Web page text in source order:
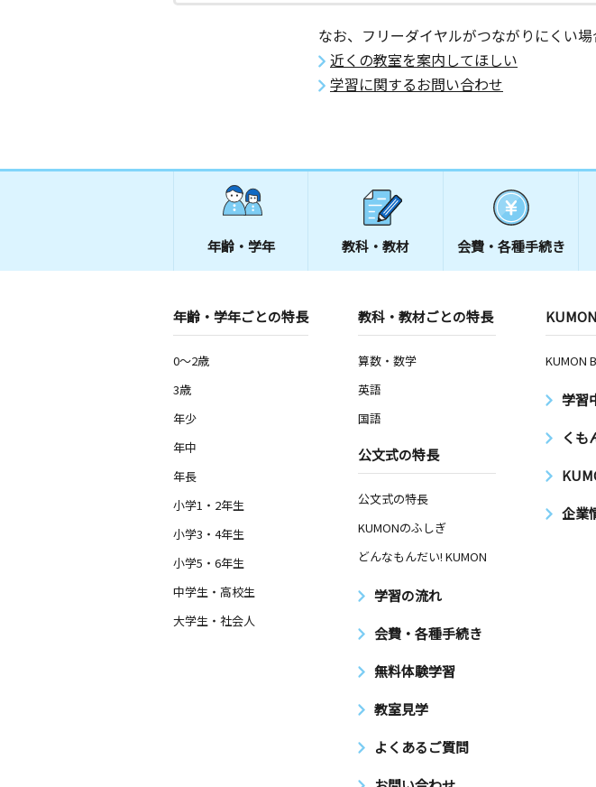
なお、フリーダイヤルがつながりにくい
近くの教室を案内してほしい
学習に関するお問い合わせ
年齢・学年 教科・教材 会費・ 各種手続き
年齢・学年ごとの特長
0～2歳
3歳
年少
年中
年長
小学1・2年生
小学3・4年生
小学5・6年生
中学生・高校生
大学生・社会人
教科・教材ごとの特長
算数・数学
英語
国語
公文式の特長
公文式の特長
KUMONのふしぎ
どんなもんだい! KUMON
学習の流れ
会費・各種手続き
無料体験学習
教室見学
よくあるご質問
KUMON
学習
くも
企業